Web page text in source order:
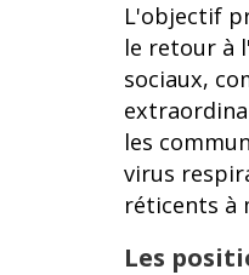
L'objectif
le retour à
sociaux,
les
virus
réticents à
Les